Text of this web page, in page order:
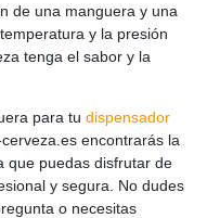
de una manguera y una
y la presión
tenga el sabor y la
para tu dispensador
encontrarás la
que puedas disfrutar de
y segura. No dudes
o necesitas